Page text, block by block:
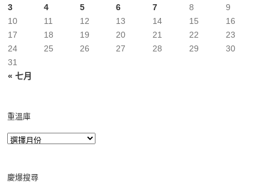
« 七月
3
4 5 6 7 8
9
10
11 12 13 14 15
16
17
18 19 20 21 22
23
24
25 26 27 28 29
30
31
重溫庫
慶爆搜尋